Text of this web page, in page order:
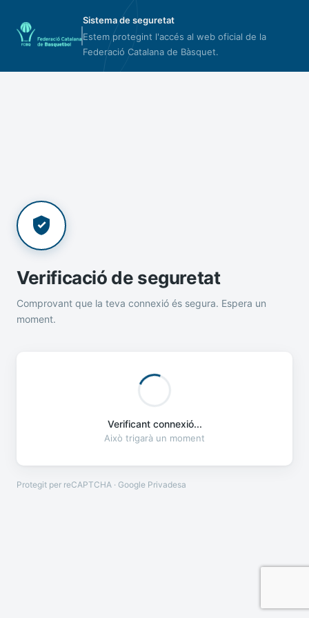
Sistema de seguretat
Estem protegint l'accés al web oficial de la
Federació Catalana de Bàsquet.
Verificació de seguretat
Comprovant que la teva connexió és segura. Espera un
moment.
Verificant connexió...
Això trigarà un moment
Protegit per reCAPTCHA · Google Privadesa